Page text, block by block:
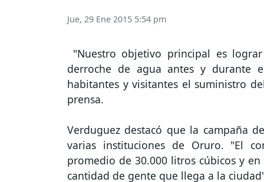
Jue, 29 Ene 2015 5:54 pm
"Nuestro objetivo principal es
derroche de agua antes y durante
habitantes y visitantes el suministro
prensa.
Verduguez destacó que la campaña
varias instituciones de Oruro. "El
promedio de 30.000 litros cúbicos y
cantidad de gente que llega a la